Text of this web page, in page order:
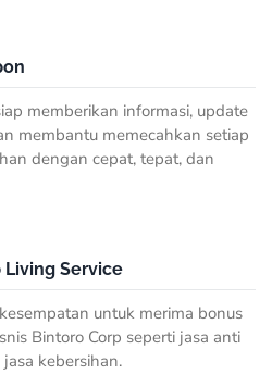
memberikan informasi, update
membantu memecahkan setiap
dengan cepat, tepat, dan
Living Service
untuk merima bonus
Bintoro Corp seperti jasa anti
kebersihan.